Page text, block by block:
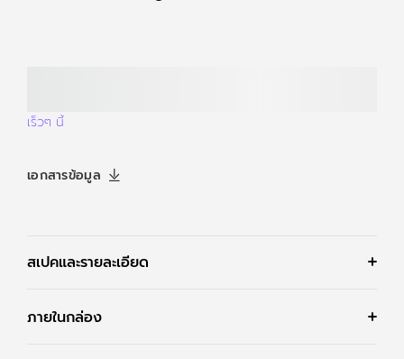
เร็วๆ นี้
เอกสารข้อมูล
สเปคและรายละเอียด
ภายในกล่อง